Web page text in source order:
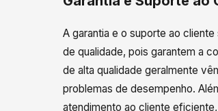
A garantia e o suporte ao
de qualidade, pois garantem a
de alta qualidade geralmente
problemas de desempenho.
atendimento ao cliente